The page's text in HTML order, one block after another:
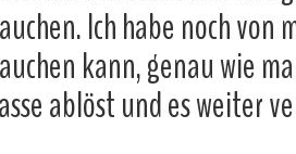
Ich habe noch von
kann, genau wie
ablöst und es weiter